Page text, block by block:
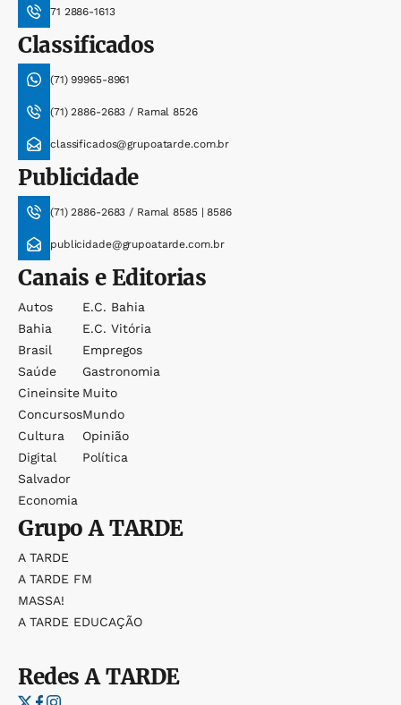
71 2886-1613
Classificados
(71) 99965-8961
(71) 2886-2683 / Ramal 8526
classificados@grupoatarde.com.br
Publicidade
(71) 2886-2683 / Ramal 8585 | 8586
publicidade@grupoatarde.com.br
Canais e Editorias
Autos
Bahia
Brasil
Saúde
Cineinsite
Concursos
Cultura
Digital
Salvador
Economia
E.c. Bahia
E.c. Vitória
Empregos
Gastronomia
Muito
Mundo
Opinião
Política
GrupoA TARDE
A TARDE
A TARDE FM
MASSA!
A TARDE EDUCAÇÃO
RedesA TARDE